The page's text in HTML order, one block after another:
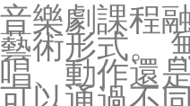
音樂劇課程
藝術形式。
唱、動作還